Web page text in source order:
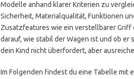
Modelle anhand klarer Kriterien zu
Sicherheit, Materialqualität, Funktionen
Zusatzfeatures wie ein verstellbarer
darauf, wie stabil der Wagen ist und ob er
dein Kind nicht überfordert, aber
Im Folgenden findest du eine Tabelle mit